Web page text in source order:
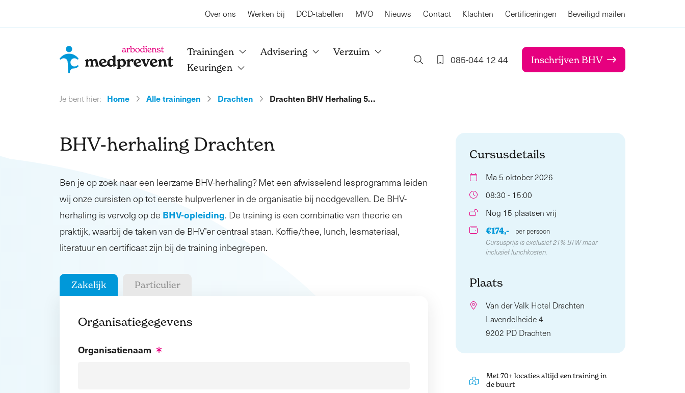
Over ons Werken bij DCD-tabellen MVO Nieuws Contact Klachten Certificeringen Beveiligd mailen
Trainingen Advisering
Verzuim
Keuringen
085-044 12 44 Inschrijven BHV
Je bent hier: Home Alle trainingen Drachten Drachten BHV Herhaling 5…
BHV-herhaling Drachten
Ben je op zoek naar een leerzame BHV-herhaling? Met een afwisselend lesprogramma leiden
wij onze cursisten op tot eerste hulpverlener in de organisatie bij noodgevallen. De BHV-
herhaling is vervolg op de BHV-opleiding. De training is een combinatie van theorie en
praktijk, waarbij de taken van de BHV’er centraal staan. Koffie/thee, lunch, lesmateriaal,
literatuur en certificaat zijn bij de training inbegrepen.
Zakelijk Particulier
Organisatiegegevens
Organisatienaam
Cursusdetails
Ma 5 oktober 2026
08:30 - 15:00
Nog 15 plaatsen vrij
€174,-
per persoon
Cursusprijs is exclusief 21% BTW maar
inclusief lunchkosten.
Plaats
Van der Valk Hotel Drachten
Lavendelheide 4
9202 PD Drachten
Met 70+ locaties altijd een training in
de buurt